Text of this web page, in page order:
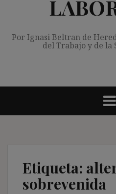
Por Ignasi Beltran de
del Trabajo y de la
Etiqueta:
sobrevenida